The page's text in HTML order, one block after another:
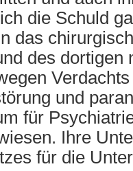
die Schuld
das
des dortigen
und
für
Ihre
für die